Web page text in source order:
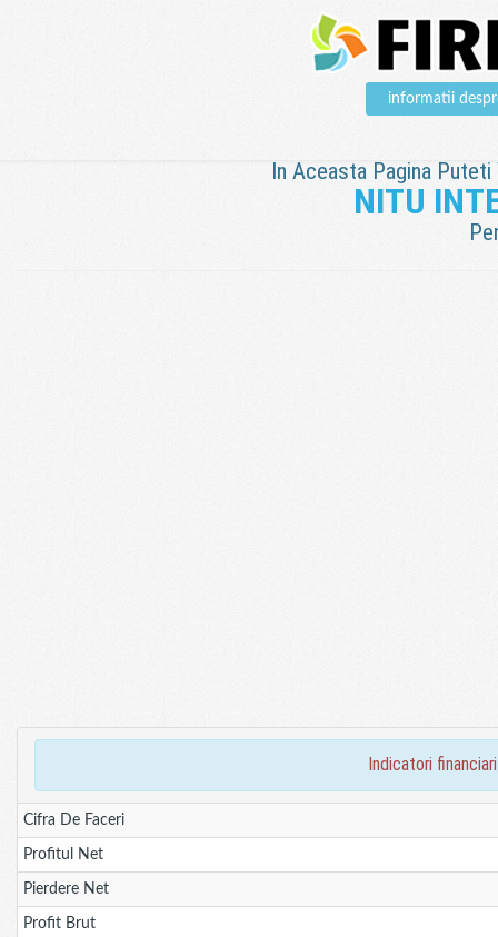
informatii
In Aceasta Pagina
NITU
indicatori
Cifra De Faceri
Profitul Net
Pierdere Net
Profit Brut